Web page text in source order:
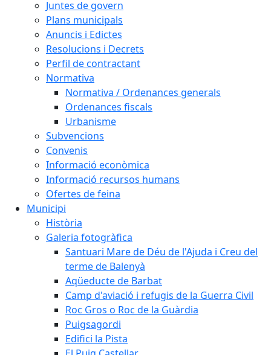
Juntes de govern
Plans municipals
Anuncis i Edictes
Resolucions i Decrets
Perfil de contractant
Normativa
Normativa / Ordenances generals
Ordenances fiscals
Urbanisme
Subvencions
Convenis
Informació econòmica
Informació recursos humans
Ofertes de feina
Municipi
Història
Galeria fotogràfica
Santuari Mare de Déu de l'Ajuda i Creu del
terme de Balenyà
Aqüeducte de Barbat
Camp d'aviació i refugis de la Guerra Civil
Roc Gros o Roc de la Guàrdia
Puigsagordi
Edifici la Pista